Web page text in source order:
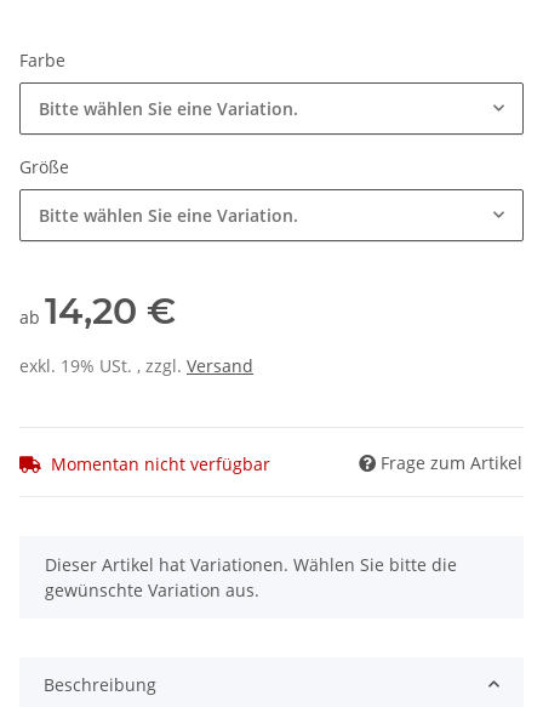
Farbe
Bitte wählen Sie eine Variation.
Größe
Bitte wählen Sie eine Variation.
ab 14,20 €
exkl. 19% USt. , zzgl. Versand
Momentan nicht verfügbar Frage zum Artikel
x
Dieser Artikel hat Variationen. Wählen Sie bitte die
gewünschte Variation aus.
Beschreibung